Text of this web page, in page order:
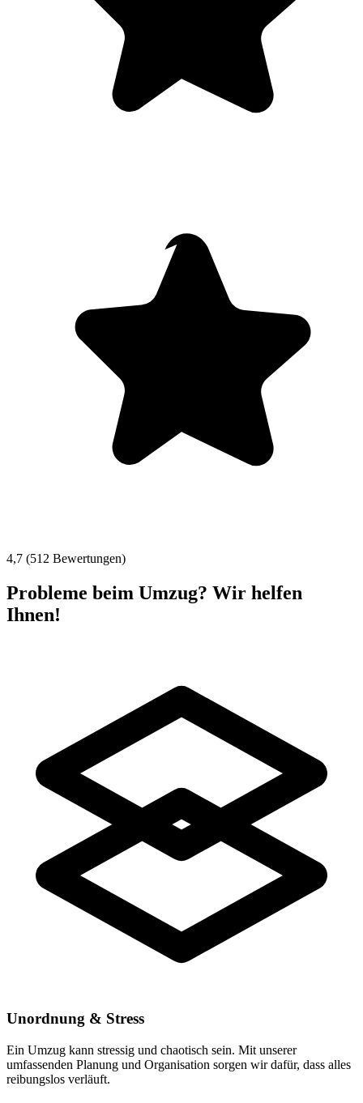
4,7 (512 Bewertungen)
Probleme beim Umzug? Wir helfen
Ihnen!
Unordnung & Stress
Ein Umzug kann stressig und chaotisch sein. Mit unserer
umfassenden Planung und Organisation sorgen wir dafür, dass alles
reibungslos verläuft.